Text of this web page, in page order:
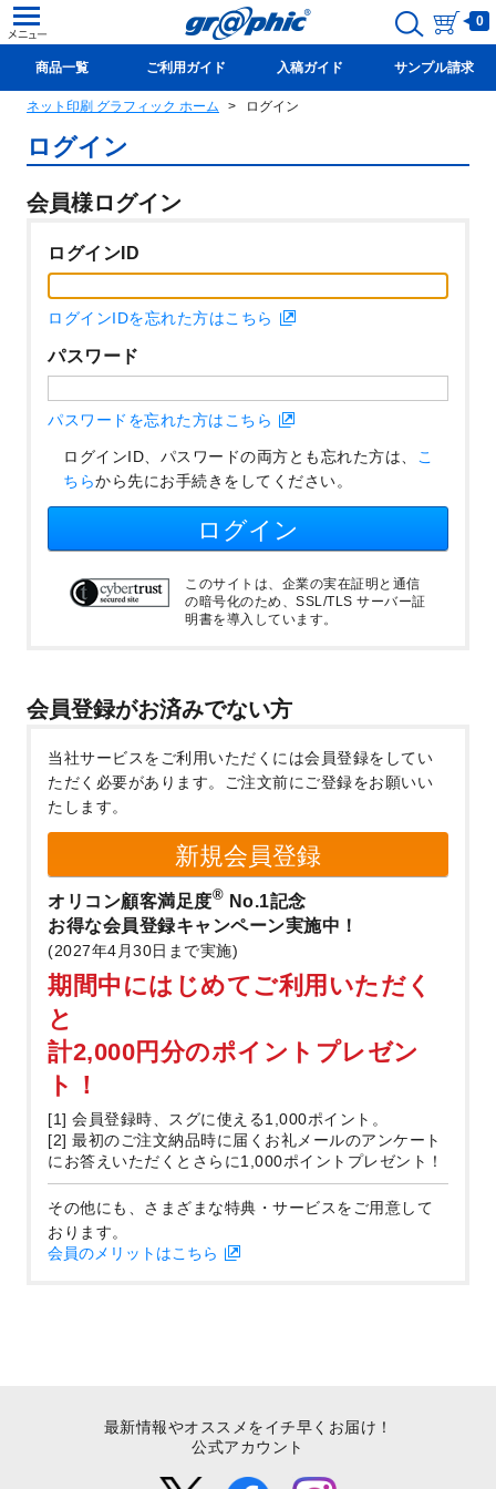
0
商品一覧 ご利用ガイド 入稿ガイド サンプル請求
新規会員登録(無料)
ネット印刷 グラフィック ホーム ログイン
ログイン
会員様ログイン
ログインID
ログインIDを忘れた方はこちら
パスワード
パスワードを忘れた方はこちら
ログインID、パスワードの両方とも忘れた方は、 こ
ちらから先にお手続きをしてください。
ログイン
このサイトは、企業の実在証明と通信
の暗号化のため、SSL/TLS サーバー証
明書を導入しています。
会員登録がお済みでない方
当社サービスをご利用いただくには会員登録をしてい
ただく必要があります。
ご注文前にご登録をお願いい
たします。
新規会員登録
オリコン顧客満足度® No.1記念
お得な会員登録キャンペーン実施中！
(2027年4月30日まで実施)
期間中にはじめてご利用いただく
と
計2,000円分のポイントプレゼン
ト！
[1] 会員登録時、スグに使える1,000ポイント。
[2] 最初のご注文納品時に届くお礼メールのアンケート
にお答えいただくとさらに1,000ポイントプレゼント！
その他にも、さまざまな特典・サービスをご用意して
おります。
会員のメリットはこちら
最新情報やオススメをイチ早くお届け！
公式アカウント